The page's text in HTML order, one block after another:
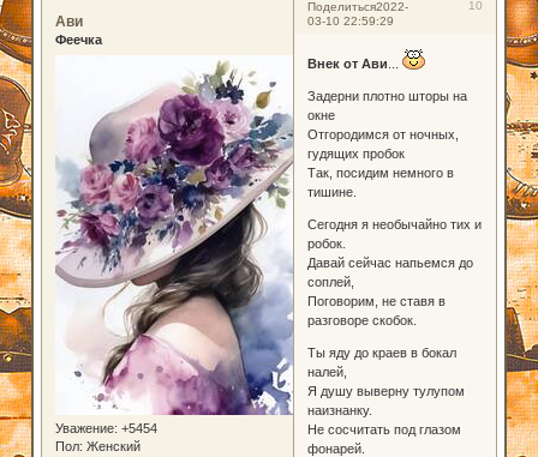
Поделиться 10
2022-
03-10 22:59:29
Ави
Феечка
Уважение: +5454
Пол: Женский
Внек от Ави
Задерни плотно шторы на
окне
Отгородимся от ночных,
гудящих пробок
Так, посидим немного в
тишине.
Сегодня я необычайно тих и
робок.
Давай сейчас напьемся до
соплей,
Поговорим, не ставя в
разговоре скобок.
Ты яду до краев в бокал
налей,
Я душу выверну тулупом
наизнанку.
Не сосчитать под глазом
фонарей.